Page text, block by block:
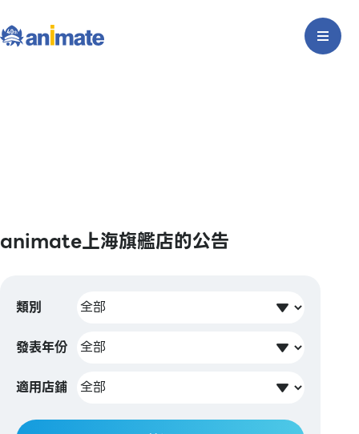
animate上海旗艦店的公告
類別
發表年份
適用店鋪